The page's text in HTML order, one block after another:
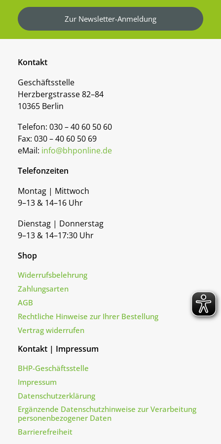
Zur Newsletter-Anmeldung
Kontakt
Geschäftsstelle
Herzbergstrasse 82–84
10365 Berlin
Telefon: 030 – 40 60 50 60
Fax: 030 – 40 60 50 69
eMail: info@bhponline.de
Telefonzeiten
Montag | Mittwoch
9–13 & 14–16 Uhr
Dienstag | Donnerstag
9–13 & 14–17:30 Uhr
Shop
Widerrufsbelehrung
Zahlungsarten
AGB
Rechtliche Hinweise zur Ihrer Bestellung
Vertrag widerrufen
Kontakt | Impressum
BHP-Geschäftsstelle
Impressum
Datenschutzerklärung
Ergänzende Datenschutzhinweise zur Verarbeitung
personenbezogener Daten
Barrierefreiheit